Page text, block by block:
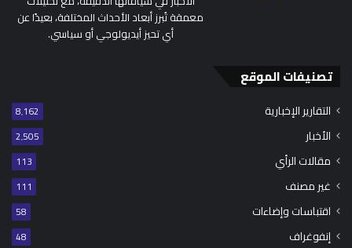
معمقة تُبرز أبعاد الأحداث المختلفة، بعيدًا عن
أي تحيز أيديولوجي أو سياسي.
تصنيفات الموقع
التقارير الإخبارية 8٬162
الأخبار 2٬505
مقالات الرأي 113
غير مصنف 111
اقتباسات وإضاءات 58
إنفوغراف 48